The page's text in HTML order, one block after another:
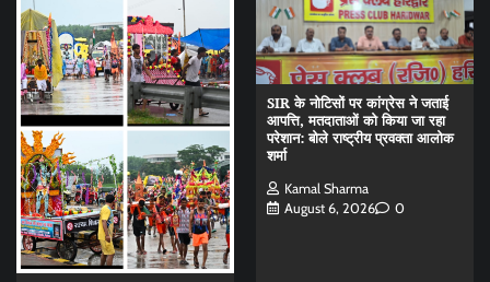
SIR के नोटिसों पर कांग्रेस ने जताई
आपत्ति, मतदाताओं को किया जा रहा
परेशान: बोले राष्ट्रीय प्रवक्ता आलोक
शर्मा
Kamal Sharma
August 6, 2026
0